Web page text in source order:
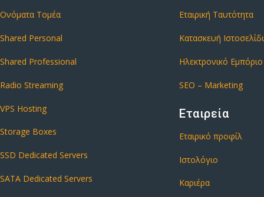
Ονόματα Τομέα
Shared Personal
Shared Professional
Radio Streaming
VPS Hosting
Storage Boxes
SSD Dedicated Servers
SATA Dedicated Servers
Εταιρική Ταυτότητα
Κατασκευή
Ηλεκτρονικό Εμπόριο
SEO – Marketing
Εταιρεία
Εταιρικό προφίλ
Ιστολόγιο
Καριέρα